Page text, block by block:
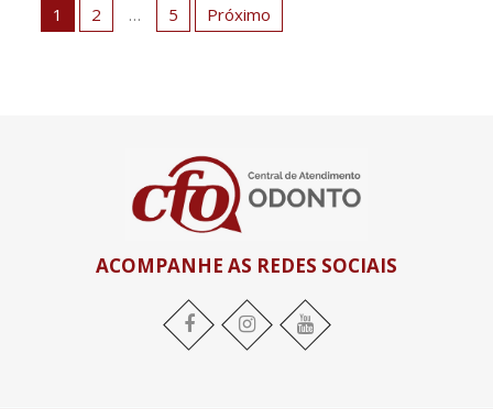
de1 2 … 5 Próximo
ACOMPANHE AS REDES SOCIAIS
Facebook Instagram YouTube